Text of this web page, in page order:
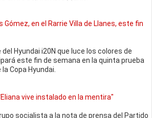
Gómez, en el Rarrie Villa de Llanes, este fin
Hyundai i20N que luce los colores de
este fin de semana en la quinta prueba
Copa Hyundai.
vive instalado en la mentira"
socialista a la nota de prensa del Partido